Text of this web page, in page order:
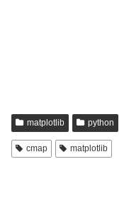
matplotlib python
cmap matplotlib